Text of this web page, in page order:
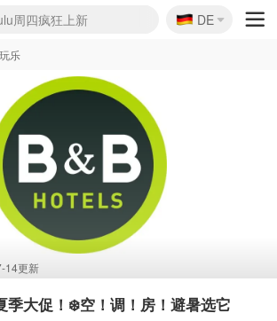
夏促开抢！
周四疯狂上新
！&OtherStories大促
相75折 随时失效
独家85折
！Camper额外叠85折
奥莱闪促！每日更新
反季囤！5折起+叠9折
仅€192
🇩🇪
DE
乐
14更新
季大促！❄️空！调！房！避暑选它